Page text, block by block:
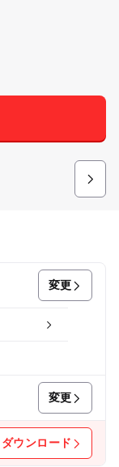
変更
変更
ダウンロード